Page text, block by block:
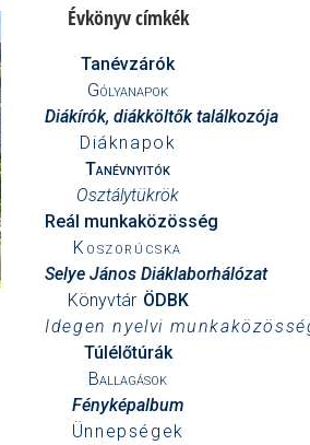
Évkönyv címkék
Tanévzárók
Gólyanapok
Diákírók, diákköltők találkozója
Diáknapok
Tanévnyitók
Osztálytükrök
Reál munkaközösség
Koszorúcska
Selye János Diáklaborhálózat
Könyvtár ÖDBK
Idegen nyelvi
Túlélőtúrák
Ballagások
Fényképalbum
Ünnepségek